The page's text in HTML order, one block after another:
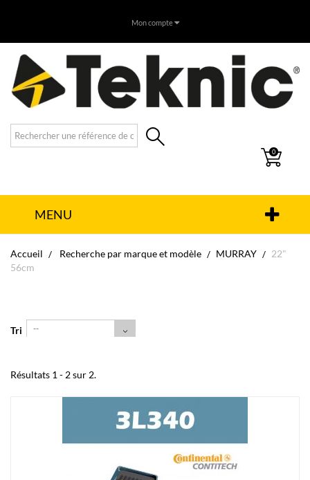
Mon compte
0
MENU
Accueil Recherche par marque et modèle MURRAY
22"
56cm
Tri --
Résultats 1 - 2 sur 2.